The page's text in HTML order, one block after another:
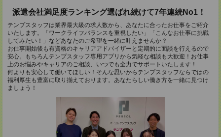
派遣会社満足度ランキング選ばれ続けて7年連続No1！
テンプスタッフは業界最大級の求人数から、あなたに合ったお仕事をご紹介
いたします。「ワークライフバランスを重視したい」「こんなお仕事に挑戦
してみたい！」などあなたのご希望を一緒に叶えませんか？
お仕事開始後も有資格のキャリアアドバイザーと定期的に面談を行えるので
安心。もちろんテンプスタッフ専用アプリから気軽な相談も大歓迎！お仕事
上のお悩みやキャリアのご相談、いつでも全力でサポートいたします！
何よりも安心して働いてほしい！そんな思いからテンプスタッフならではの
福利厚生も豊富に取り揃えております。あなたらしい働き方を一緒に見つけ
ましょう！